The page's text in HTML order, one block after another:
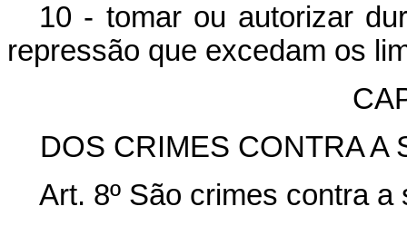
10 - tomar ou autorizar
repressão que excedam os
DOS CRIMES CONTRA A
Art. 8º São crimes contra